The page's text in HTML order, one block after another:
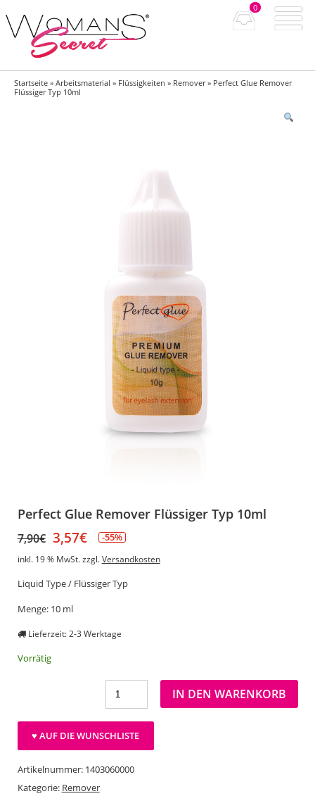
0
Startseite »Arbeitsmaterial » Flüssigkeiten » Remover» Perfect Glue Remover
Flüssiger Typ 10ml
Perfect Glue Remover Flüssiger Typ 10ml
7,90€ 3,57€ -55%
inkl. 19 % MwSt. zzgl. Versandkosten
Liquid Type / Flüssiger Typ
Menge: 10 ml
Lieferzeit: 2-3 Werktage
Vorrätig
IN DEN WARENKORB
♥ AUF DIE WUNSCHLISTE
Artikelnummer: 1403060000
Kategorie: Remover